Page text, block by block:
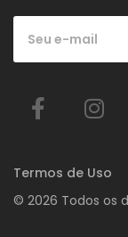
Termos de Uso
© 2026 Todos os